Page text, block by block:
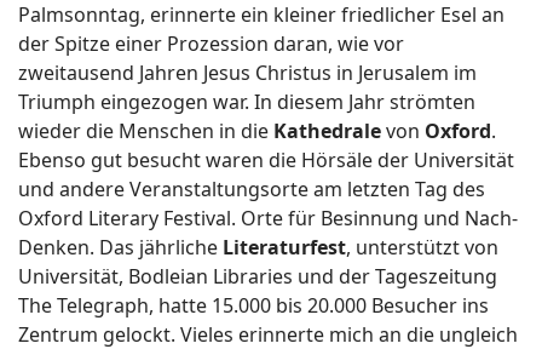
Palmsonntag, erinnerte ein kleiner friedlicher Esel an
der Spitze einer Prozession daran, wie vor
zweitausend Jahren Jesus Christus in Jerusalem im
Triumph eingezogen war. In diesem Jahr strömten
wieder die Menschen in die Kathedralevon Oxford.
Ebenso gut besucht waren die Hörsäle der Universität
und andere Veranstaltungsorte am letzten Tag des
Oxford Literary Festival. Orte für Besinnung und Nach-
Denken. Das jährliche Literaturfest, unterstützt von
Universität, Bodleian Libraries und der Tageszeitung
The Telegraph, hatte 15.000 bis 20.000 Besucher ins
Zentrum gelockt. Vieles erinnerte mich an die ungleich